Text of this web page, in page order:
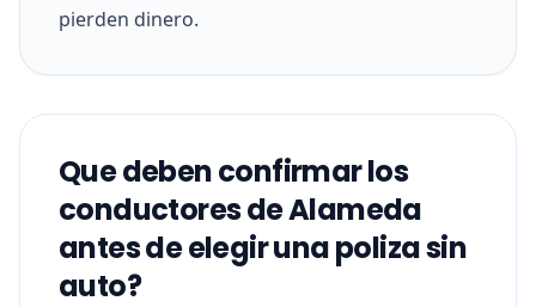
pierden dinero.
Que deben confirmar los
conductores de Alameda
antes de elegir una poliza sin
auto?